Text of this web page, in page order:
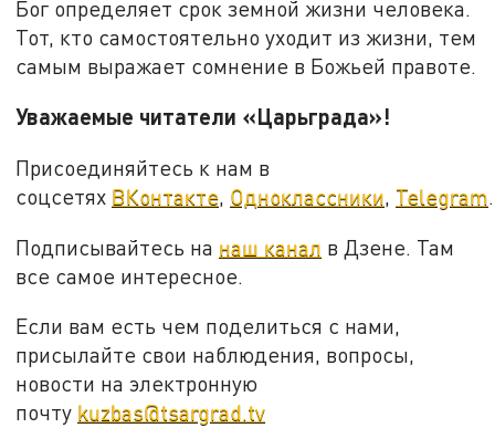
Бог определяет срок земной жизни человека.
Тот, кто самостоятельно уходит из жизни, тем
самым выражает сомнение в Божьей правоте.
Уважаемые читатели «Царьграда»!
Присоединяйтесь к нам в
соцсетях ВКонтакте, Одноклассники, Telegram.
Подписывайтесь на наш канал в Дзене. Там
все самое интересное.
Если вам есть чем поделиться с нами,
присылайте свои наблюдения, вопросы,
новости на электронную
почту kuzbas@tsargrad.tv